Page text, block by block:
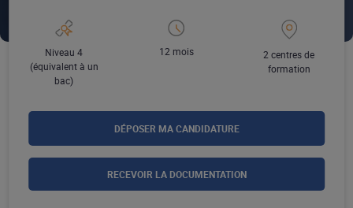
Niveau 4
(équivalent à un
bac)
12 mois
2 centres de
formation
DÉPOSER MA CANDIDATURE
RECEVOIR LA DOCUMENTATION